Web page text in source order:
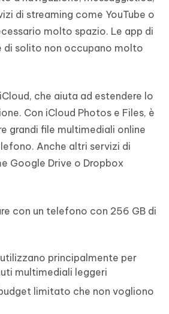
di streaming come YouTube o
molto spazio. Le app di
di solito non occupano molto
che aiuta ad estendere lo
Con iCloud Photos e Files, è
grandi file multimediali online
Anche altri servizi di
Google Drive o Dropbox
con un telefono con 256 GB di
principalmente per
multimediali leggeri
limitato che non vogliono